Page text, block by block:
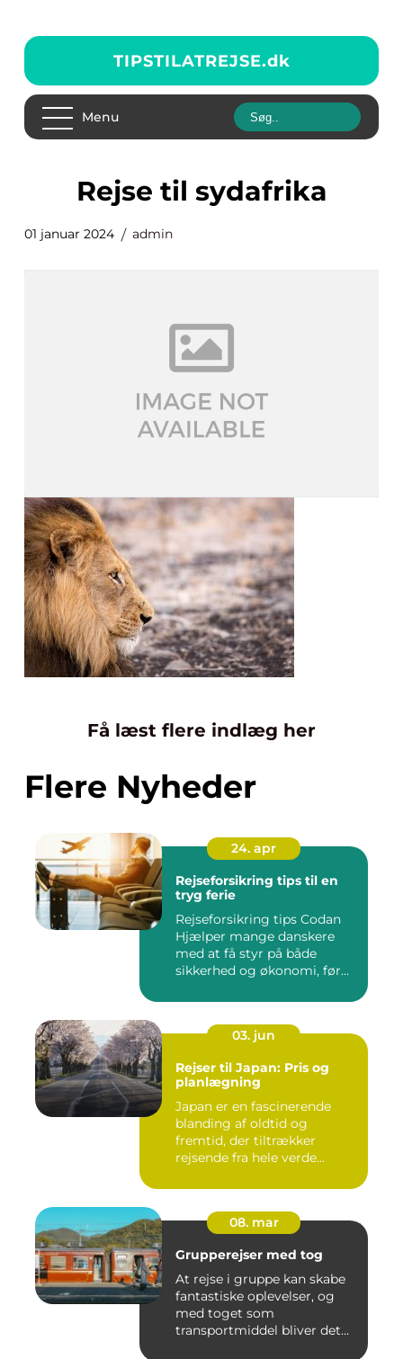
TIPSTILATREJSE.dk
Menu
rejse til sydafrika
01 januar 2024 admin
Få læst flere indlæg her
Flere Nyheder
24. apr
Rejseforsikring tips til en
tryg ferie
Rejseforsikring tips Codan
Hjælper mange danskere
med at få styr på både
sikkerhed og økonomi, før
03. jun
Rejser til Japan: Pris og
planlægning
Japan er en fascinerende
blanding af oldtid og
fremtid, der tiltrækker
rejsende fra hele verde...
08. mar
Grupperejser med tog
At rejse i gruppe kan skabe
fantastiske oplevelser, og
med toget som
transportmiddel bliver det